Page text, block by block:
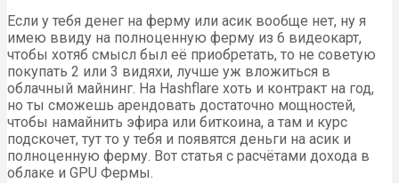
Если у тебя денег на ферму или асик вообще нет, ну я
имею ввиду на полноценную ферму из 6 видеокарт,
чтобы хотяб смысл был её приобретать, то не советую
покупать 2 или 3 видяхи, лучше уж вложиться в
облачный майнинг. На Hashflare хоть и контракт на год,
но ты сможешь арендовать достаточно мощностей,
чтобы намайнить эфира или биткоина, а там и курс
подскочет, тут то у тебя и появятся деньги на асик и
полноценную ферму. Вот статья с расчётами дохода в
облаке и GPU Фермы.